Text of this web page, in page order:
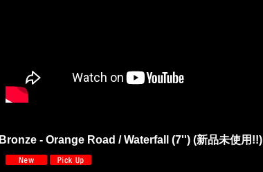
Bronze - Orange Road / Waterfall (7'') (新品未使用!!)